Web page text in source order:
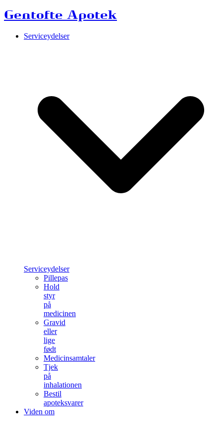
Gentofte Apotek
Serviceydelser
Serviceydelser
Pillepas
Hold
styr
på
medicinen
Gravid
eller
lige
født
Medicinsamtaler
Tjek
på
inhalationen
Bestil
apoteksvarer
Viden om